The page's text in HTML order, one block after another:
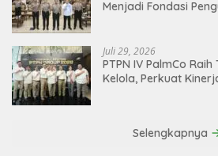
Menjadi Fondasi
Juli 29, 2026
PTPN IV PalmCo
Kelola, Perkuat
Selengkapnya